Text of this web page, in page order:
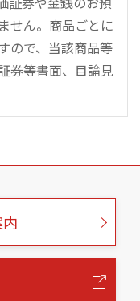
せん。商品ごとに
ので、当該商品等
券等書面、目論見